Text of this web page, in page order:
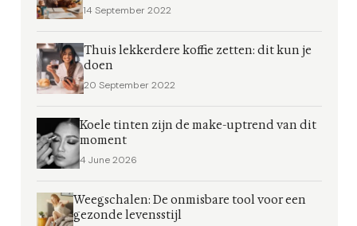
14 September 2022
Thuis lekkerdere koffie zetten: dit kun je
doen
20 September 2022
Koele tinten zijn de make-uptrend van dit
moment
4 June 2026
Weegschalen: De onmisbare tool voor een
gezonde levensstijl